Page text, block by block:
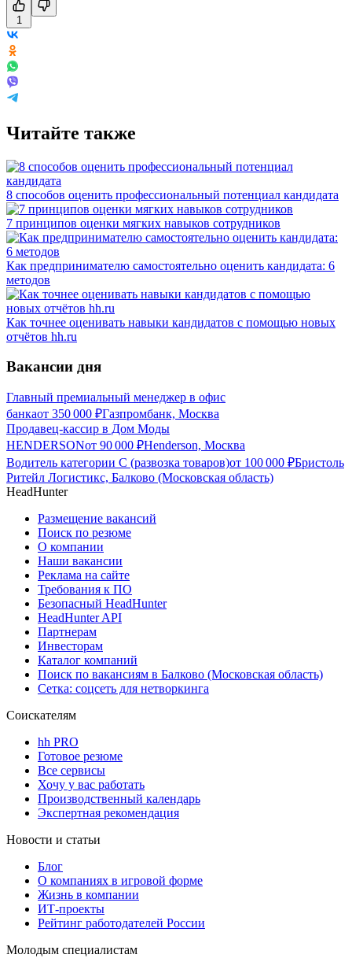
1
Читайте также
8 способов оценить профессиональный потенциал кандидата
7 принципов оценки мягких навыков сотрудников
Как предпринимателю самостоятельно оценить кандидата: 6
методов
Как точнее оценивать навыки кандидатов с помощью новых
отчётов hh.ru
Вакансии дня
Главный премиальный менеджер в офис
банкаот 350 000 ₽Газпромбанк, Москва
Продавец-кассир в Дом Моды
HENDERSONот 90 000 ₽Henderson, Москва
Водитель категории С (развозка товаров)от 100 000 ₽Бристоль
Ритейл Логистикс, Балково (Московская область)
HeadHunter
Размещение вакансий
Поиск по резюме
О компании
Наши вакансии
Реклама на сайте
Требования к ПО
Безопасный HeadHunter
HeadHunter API
Партнерам
Инвесторам
Каталог компаний
Поиск по вакансиям в Балково (Московская область)
Сетка: соцсеть для нетворкинга
Соискателям
hh PRO
Готовое резюме
Все сервисы
Хочу у вас работать
Производственный календарь
Экспертная рекомендация
Новости и статьи
Блог
О компаниях в игровой форме
Жизнь в компании
ИТ-проекты
Рейтинг работодателей России
Молодым специалистам